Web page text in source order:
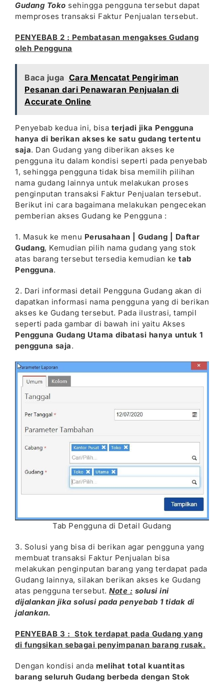
Gudang Toko sehingga pengguna tersebut dapat
memproses transaksi Faktur Penjualan tersebut.
PENYEBAB 2 : Pembatasan mengakses Gudang
oleh Pengguna
Baca juga Cara Mencatat Pengiriman
Pesanan dari Penawaran Penjualan di
Accurate Online
Penyebab kedua ini, bisa terjadi jika Pengguna
hanya di berikan akses ke satu gudang tertentu
saja. Dan Gudang yang diberikan akses ke
pengguna itu dalam kondisi seperti pada penyebab
1, sehingga pengguna tidak bisa memilih pilihan
nama gudang lainnya untuk melakukan proses
penginputan transaksi Faktur Penjualan tersebut.
Berikut ini cara bagaimana melakukan pengecekan
pemberian akses Gudang ke Pengguna :
1. Masuk ke menu Perusahaan | Gudang | Daftar
Gudang, Kemudian pilih nama gudang yang stok
atas barang tersebut tersedia kemudian ke tab
Pengguna.
2. Dari informasi detail Pengguna Gudang akan di
dapatkan informasi nama pengguna yang di berikan
akses ke Gudang tersebut. Pada ilustrasi, tampil
seperti pada gambar di bawah ini yaitu Akses
Pengguna Gudang Utama dibatasi hanya untuk 1
pengguna saja.
Tab Pengguna di Detail Gudang
3. Solusi yang bisa di berikan agar pengguna yang
membuat transaksi Faktur Penjualan bisa
melakukan penginputan barang yang terdapat pada
Gudang lainnya, silakan berikan akses ke Gudang
atas pengguna tersebut. Note : solusi ini
dijalankan jika solusi pada penyebab 1 tidak di
jalankan.
PENYEBAB 3 : Stok terdapat pada Gudang yang
di fungsikan sebagai penyimpanan barang rusak.
Dengan kondisi anda melihat total kuantitas
barang seluruh Gudang berbeda dengan Stok